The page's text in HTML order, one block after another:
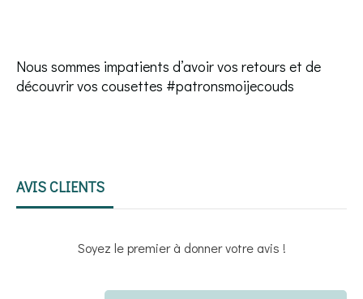
Nous sommes impatients d’avoir vos retours et de
découvrir vos cousettes #patronsmoijecouds
AVIS CLIENTS
Soyez le premier à donner votre avis !